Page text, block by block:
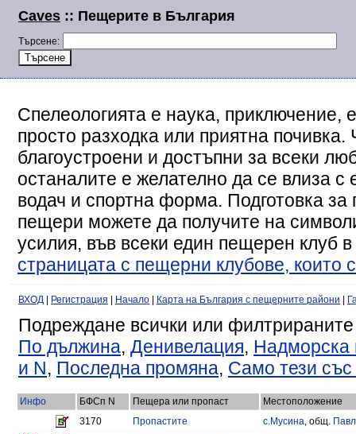
Caves :: Пещерите в България
Търсене:
Спелеологията е наука, приключение,
просто разходка или приятна
благоустроени и достъпни за всеки
останалите е желателно да се влиза
водач и спортна форма. Подготовка за
пещери можете да получите на
усилия, във всеки един пещерен клуб
страницата с пещерни клубове, които
ВХОД Регистрация Начало Карта на България с пещерните райони
Подреждане всички или
По дължина, Денивелация, Надморска
и N, Последна промяна, Само тези
Инфо БФСп N Пещера или пропаст
Местоположение
3170
Пропастите с.Мусина, общ.